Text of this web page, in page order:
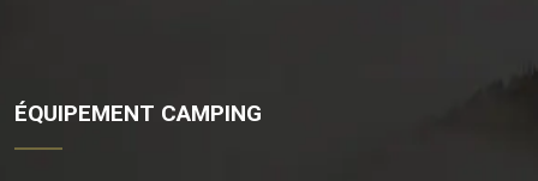
ÉQUIPEMENT CAMPING